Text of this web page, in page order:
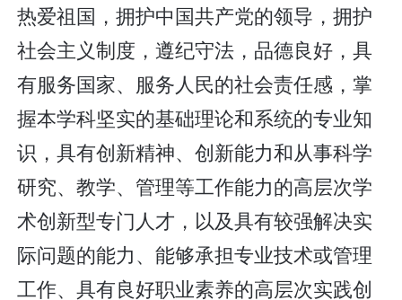
热爱祖国，拥护中国共产党的领导，拥护
社会主义制度，遵纪守法，品德良好，具
有服务国家、服务人民的社会责任感，掌
握本学科坚实的基础理论和系统的专业知
识，具有创新精神、创新能力和从事科学
研究、教学、管理等工作能力的高层次学
术创新型专门人才，以及具有较强解决实
际问题的能力、能够承担专业技术或管理
工作、具有良好职业素养的高层次实践创